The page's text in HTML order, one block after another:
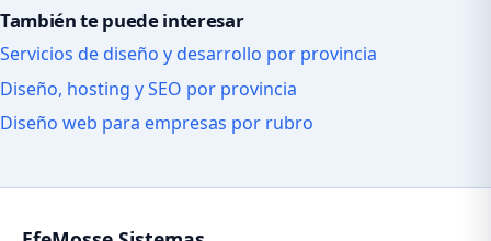
También te puede interesar
Servicios de diseño y desarrollo por provincia
Diseño, hosting y SEO por provincia
Diseño web para empresas por rubro